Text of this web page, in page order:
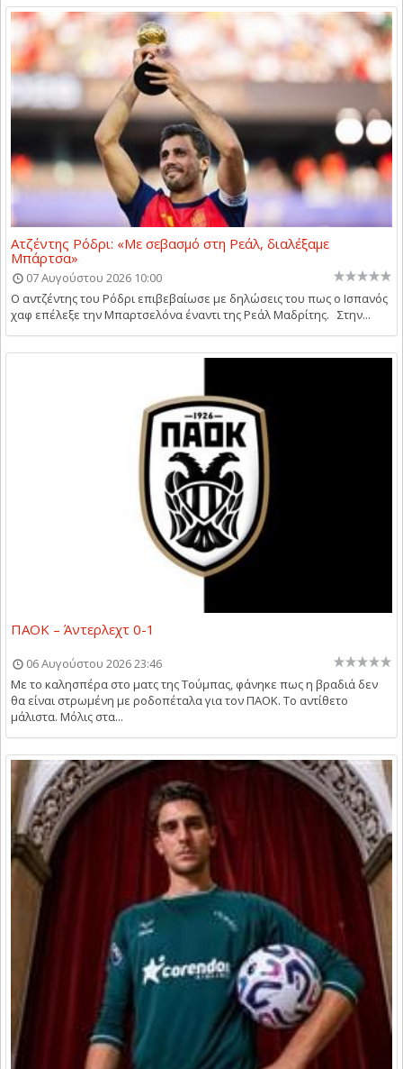
Ατζέντης Ρόδρι: «Με σεβασμό στη Ρεάλ, διαλέξαμε
Μπάρτσα»
07 Αυγούστου 2026 10:00
Ο αντζέντης του Ρόδρι επιβεβαίωσε με δηλώσεις του πως ο Ισπανός
χαφ επέλεξε την Μπαρτσελόνα έναντι της Ρεάλ Μαδρίτης. Στην...
ΠΑΟΚ – Άντερλεχτ 0-1
06 Αυγούστου 2026 23:46
Με το καλησπέρα στο ματς της Τούμπας, φάνηκε πως η βραδιά δεν
θα είναι στρωμένη με ροδοπέταλα για τον ΠΑΟΚ. Το αντίθετο
μάλιστα. Μόλις στα...